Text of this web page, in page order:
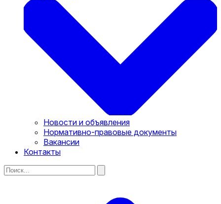
Новости и объявления
Нормативно-правовые документы
Вакансии
Контакты